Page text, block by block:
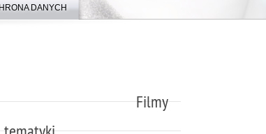
DANYCH
Filmy